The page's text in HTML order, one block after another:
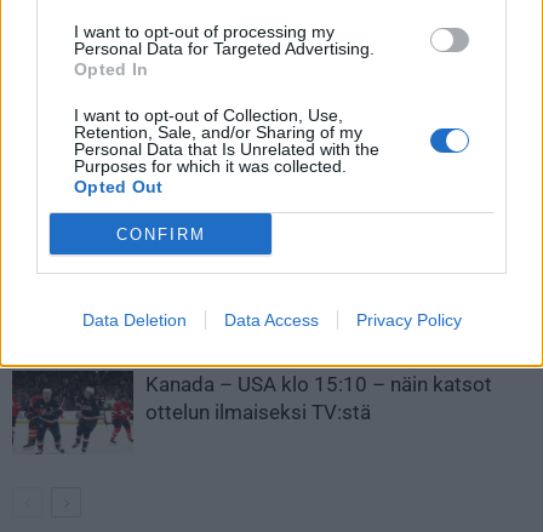
I want to opt-out of processing my
Personal Data for Targeted Advertising.
Opted In
I want to opt-out of Collection, Use,
Retention, Sale, and/or Sharing of my
Personal Data that Is Unrelated with the
Purposes for which it was collected.
Opted Out
CONFIRM
Data Deletion Data Access Privacy Policy
Leijonat julkisti ketjut Sveitsi-peliin –
Aleksander Barkov tekee paluun
kaukaloon
Venäläisveskari sekosi Suomen 2.
50 jäähyminuuttia
Kanada – USA klo 15:10 – näin katsot
ottelun ilmaiseksi TV:stä